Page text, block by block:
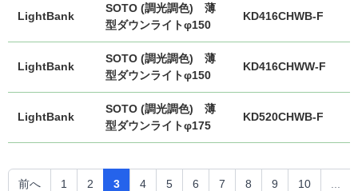
LightBank
SOTO (調光調色) 薄
型ダウンライトφ150
KD416CHWB-F
LightBank
SOTO (調光調色) 薄
型ダウンライトφ150
KD416CHWW-F
LightBank
SOTO (調光調色) 薄
型ダウンライトφ175
KD520CHWB-F
前へ 1 2 3 4 5 6 7 8 9 10